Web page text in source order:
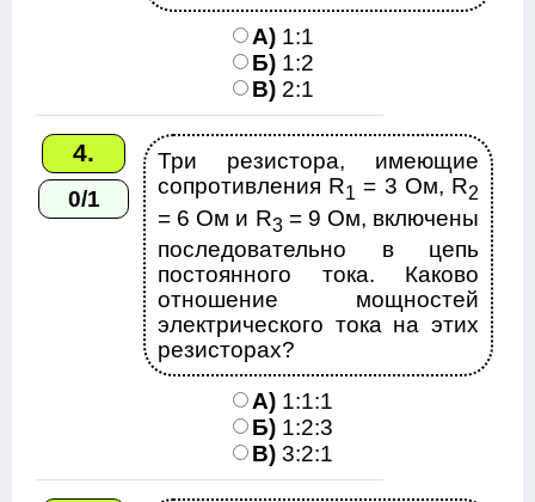
А) 1:1
Б) 1:2
В) 2:1
4.
0/1
Три резистора, имеющие
сопротивления R1 = 3 Ом, R2
= 6 Ом и R3 = 9 Ом, включены
последовательно в цепь
постоянного тока. Каково
отношение мощностей
электрического тока на этих
резисторах?
А) 1:1:1
Б) 1:2:3
В) 3:2:1